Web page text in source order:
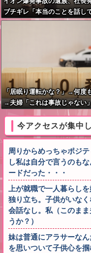
ブチギレ「本当のことを話し
「居眠り運転かな？」→何度
→夫婦「これは事故じゃない
今アクセスが集中
周りからめっちゃポジ
し私は自分で言うのも
ードだった・・・
上が就職で一人暮らし
独り立ち。子供がいな
会話なし。私（このま
うか？）
妹は普通にアラサーな
を思いついて子供心を